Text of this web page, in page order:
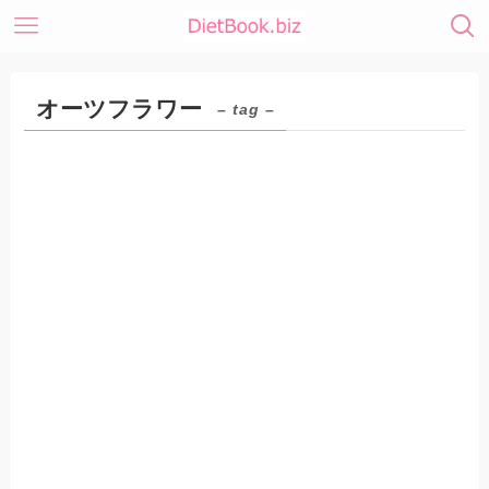
オーツフラワー – tag –